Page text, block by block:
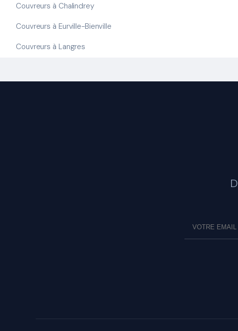
Couvreurs à Chalindrey
Couvreurs à Eurville-Bienville
Couvreurs à Langres